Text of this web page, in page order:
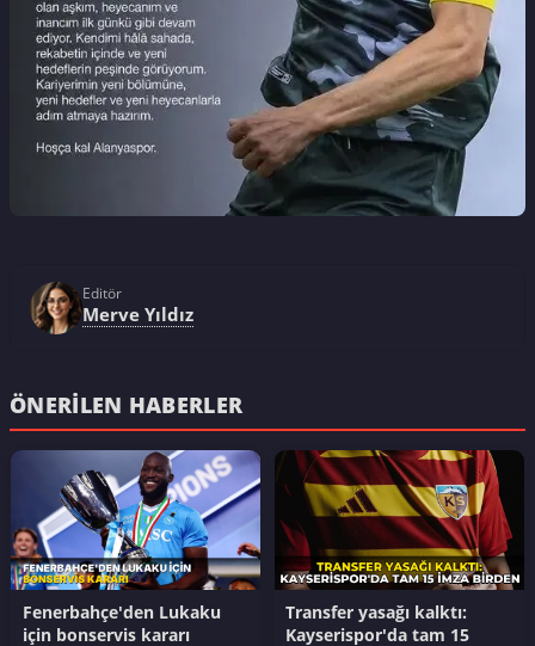
Editör
Merve Yıldız
ÖNERILEN HABERLER
Fenerbahçe'den Lukaku
için bonservis kararı
Transfer yasağı kalktı:
Kayserispor'da tam 15